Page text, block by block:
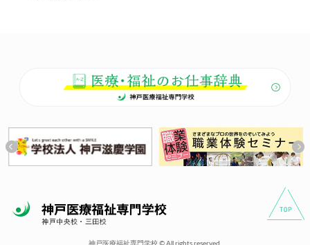
神戸医療福祉専門学校 © All rights reserved.